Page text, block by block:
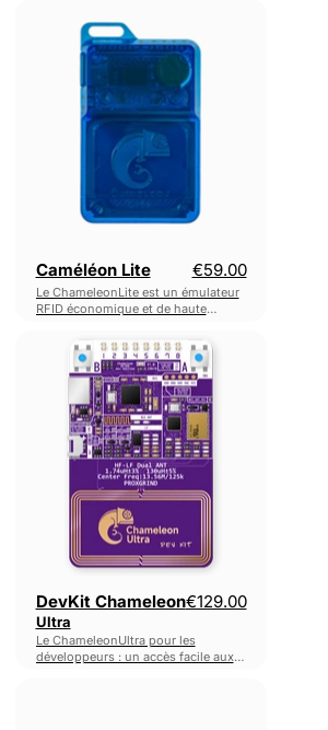
Caméléon Lite €59.00
Le ChameleonLite est un émulateur
RFID économique et de haute
l'émulation HF / MIFARE©.
DevKit
Chameleon
Ultra
DevKit Chameleon€129.00
Ultra
Le ChameleonUltra pour les
développeurs : un accès facile aux